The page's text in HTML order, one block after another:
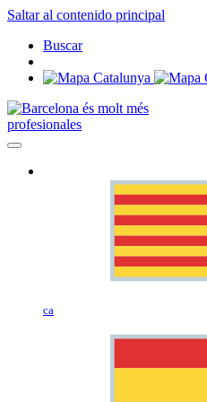
Saltar al contenido principal
Buscar
profesionales
ca